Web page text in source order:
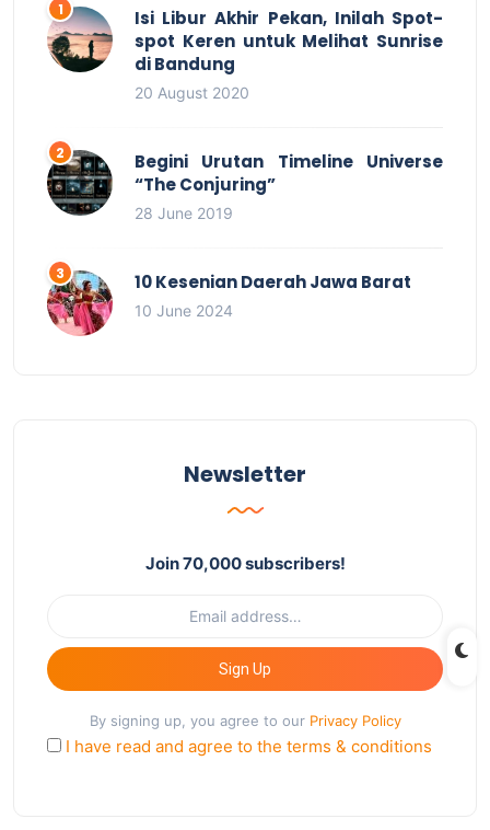
Isi Libur Akhir Pekan, Inilah Spot-
spot Keren untuk Melihat Sunrise
di Bandung
20 August 2020
Begini Urutan Timeline Universe
“The Conjuring”
28 June 2019
10 Kesenian Daerah Jawa Barat
10 June 2024
Newsletter
Join 70,000 subscribers!
Sign Up
By signing up, you agree to our Privacy Policy
I have read and agree to the terms & conditions